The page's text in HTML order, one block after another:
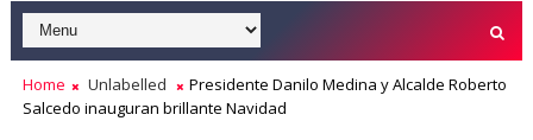
Home Unlabelled
Presidente Danilo Medina y Alcalde Roberto
Salcedo inauguran brillante Navidad